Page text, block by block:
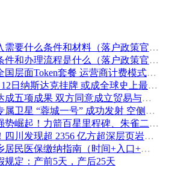
中山市户口迁入需要什么条件和材料（落户政策官方解读）
洛阳户口迁入条件和办理流程是什么（落户政策官方问答汇总）
中国电信推出全国层面Token套餐 运营商计费模式从”流量”迈向”算力”
SpaceX计划6月12日纳斯达克挂牌 或成全球史上最大规模IPO
中美经贸磋商达成五项成果 双方同意成立贸易与投资双理事会
成都首颗城市专属卫星 “蓉城一号” 成功发射 空侧直转模式同步落地 双重大突破助力国际门户枢纽建设
中国商业航天强势崛起！力箭百星里程碑、朱雀二号改进型发射成功
重大能源突破！四川发现超 2356 亿方超深层页岩气田，保障国家能源安全
2026年杭州城乡居民医保缴纳指南（时间+入口+金额）
规定：产前5天，产后25天